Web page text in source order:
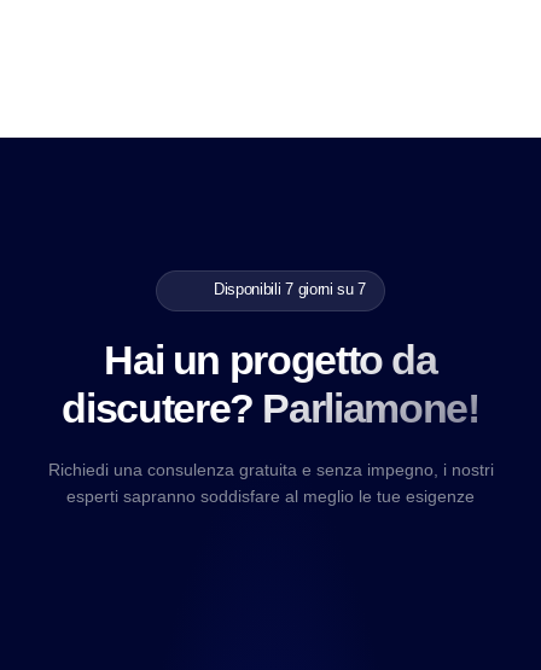
Disponibili 7 giorni su 7
Hai un progetto da
discutere? Parliamone!
Richiedi una consulenza gratuita e senza impegno, i nostri
esperti sapranno soddisfare al meglio le tue esigenze